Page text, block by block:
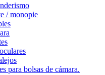
/ monopie
para bolsas de cámara.